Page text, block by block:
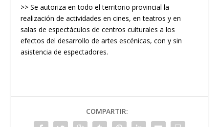
>> Se autoriza en todo el territorio provincial la
realización de actividades en cines, en teatros y en
salas de espectáculos de centros culturales a los
efectos del desarrollo de artes escénicas, con y sin
asistencia de espectadores.
COMPARTIR: